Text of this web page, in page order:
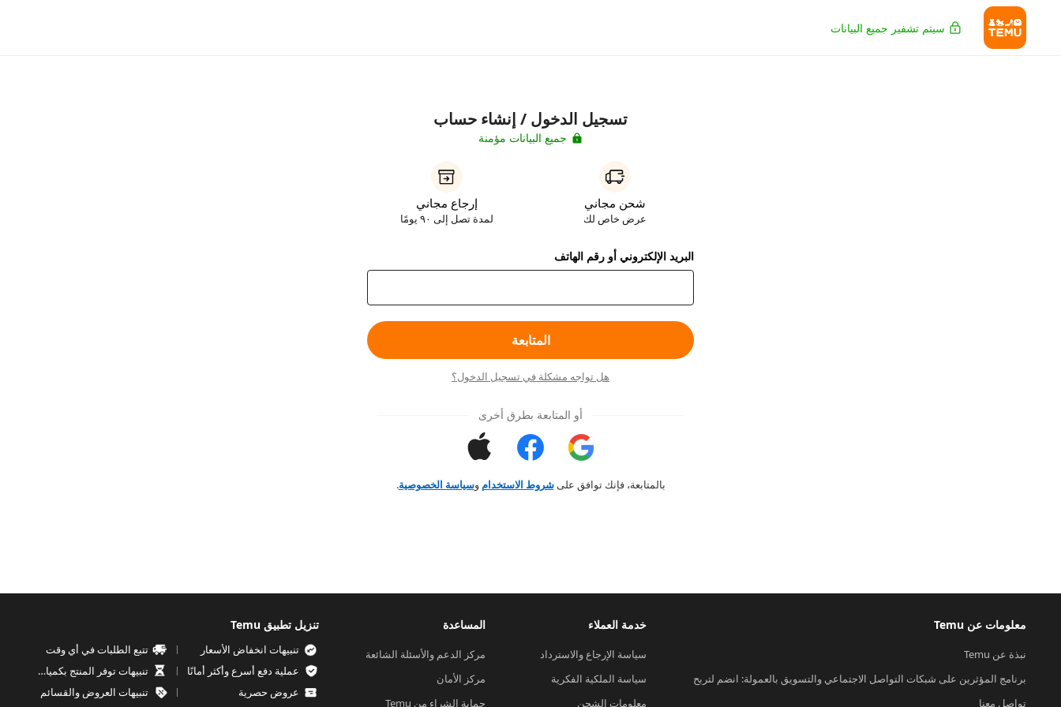
سيتم تشفير جميع البيانات
تسجيل الدخول / إنشاء حساب
جميع البيانات مؤمنة
شحن مجاني
عرض خاص لك
إرجاع مجاني
لمدة تصل إلى ٩٠ يومًا
البريد الإلكتروني أو رقم الهاتف
المتابعة
هل تواجه مشكلة في تسجيل الدخول؟
أو المتابعة بطرق أخرى
بالمتابعة، فإنك توافق علىشروط الاستخدام وسياسة الخصوصية.
معلومات عن Temu
نبذة عن Temu
برنامج المؤثرين على شبكات التواصل الاجتماعي والتسويق بالعمولة: انضم لتربح
تواصل معنا
خدمة العملاء
سياسة الإرجاع والاسترداد
سياسة الملكية الفكرية
معلومات الشحن
المساعدة
مركز الدعم والأسئلة الشائعة
مركز الأمان
حماية الشراء من Temu
تنزيل تطبيق Temu
تنبيهات انخفاض الأسعار
تتبع الطلبات في أي وقت
عملية دفع أسرع وأكثر أمانًا
تنبيهات توفر المنتج بكميات محدودة
عروض حصرية
تنبيهات العروض والقسائم